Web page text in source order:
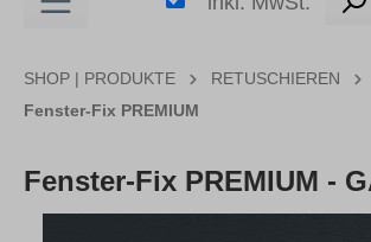
SHOP | PRODUKTE
RETUSCHIEREN
Fenster-Fix PREMIUM
Fenster-Fix PREMIUM -